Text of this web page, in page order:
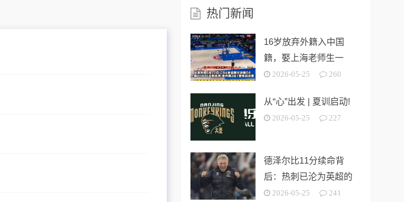
热门新闻
16岁放弃外籍入中国
籍，娶上海老师生一
女，24岁帮上海男篮进
2026-05-25 260
从“心”出发 | 夏训启动!
2026-05-25 227
德泽尔比11分续命背
后：热刺已沦为英超的
“系统性风险样本”！
2026-05-25 241